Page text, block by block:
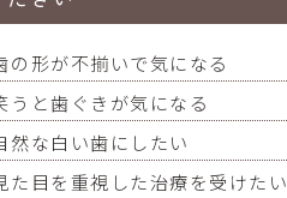
の形が不揃いで気になる
うと歯ぐきが気になる
然な白い歯にしたい
た目を重視した治療を受けたい